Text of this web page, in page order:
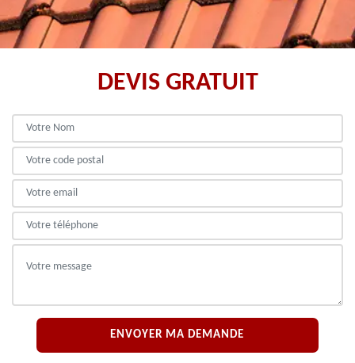
DEVIS GRATUIT